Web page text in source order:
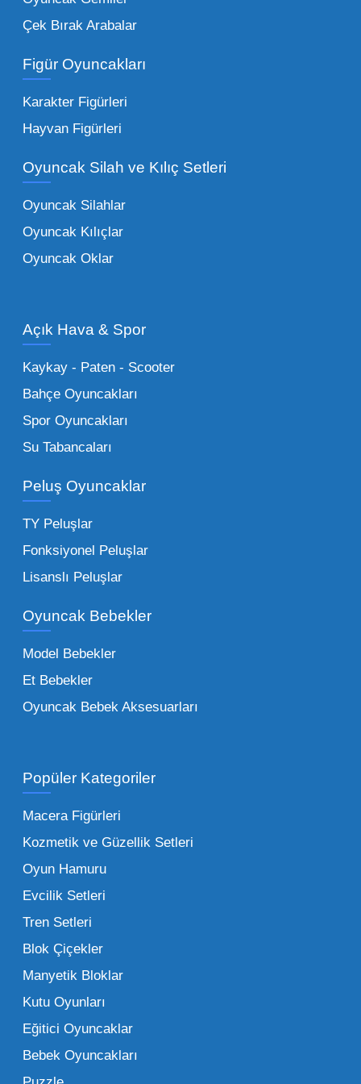
Peluş Oyuncaklar:
vazgeçilmezi olan yumuşak dokulu sevilen
seçeneklerimizi keşfederek koleksiyonunuza
en sevilen karakterleri ekleyebilirsiniz.
Eğitici Setler:
tarafından tercih edilentoptan eğitici
ebeveynlerin son yıllarda en çok satın aldığı
ürün grupları arasında yer almaktadır.
Oyuncak Araçlar:
stok imkanımızla sunulmaktadır.
Küçük Oyuncaklar:
sağlayan toptan küçük oyuncaklar, bakkallar,
Bu kategorideki küçük oyuncaklar toptan
alımlarda çok düşük maliyetlerle yüksek
adetli stok yapmanıza olanak tanır. Özellikle
sürpriz paketler ve figürler, çocukların
harçlıklarıyla kolayca alabildiği ürünlerdir.
Çocuk Oyuncakları Toptan Seçenekleri:
Bebeklik döneminden ergenliğe kadar geniş
toptan tedariği yaparken, piyasadaki en son
figürlerden geleneksel oyun setlerine kadar
her şeyi portföyümüzde bulabilirsiniz.
İşletmeler için toptan oyuncak satış ve alımı
şüphesiz ki birim maliyetin düşmesidir.
Oyuncak toptan kanalına geçildiğinde,
perakende satış fiyatı ile alış fiyatı arasındaki
makas açılır ve bu da ciddi kâr marjları elde
edilmesini sağlar. Toplu alımlarda uygulanan
dönemlerinde işletmenizin finansal olarak
rahatlamasına yardımcı olur.
Müşterileriniz bir ürünü sorduğunda "yok"
demek, marka sadakatini zedeler. Profesyonel
Çek Bırak Arabalar
Figür Oyuncakları
Karakter Figürleri
Hayvan Figürleri
Oyuncak Silah ve Kılıç Setleri
Oyuncak Silahlar
Oyuncak Kılıçlar
Oyuncak Oklar
Açık Hava & Spor
Kaykay - Paten - Scooter
Bahçe Oyuncakları
Spor Oyuncakları
Su Tabancaları
Peluş Oyuncaklar
TY Peluşlar
Fonksiyonel Peluşlar
Lisanslı Peluşlar
Oyuncak Bebekler
Model Bebekler
Et Bebekler
Oyuncak Bebek Aksesuarları
Popüler Kategoriler
Macera Figürleri
Kozmetik ve Güzellik Setleri
Oyun Hamuru
Evcilik Setleri
Tren Setleri
Blok Çiçekler
Manyetik Bloklar
Kutu Oyunları
Eğitici Oyuncaklar
Bebek Oyuncakları